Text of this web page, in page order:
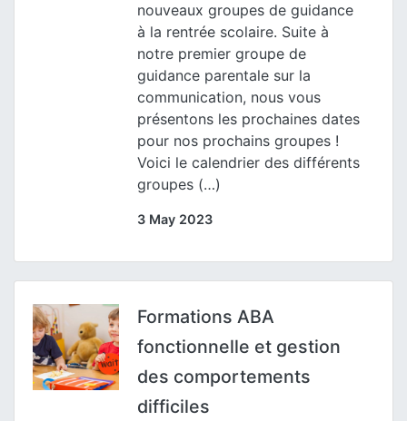
nouveaux groupes de guidance
à la rentrée scolaire. Suite à
notre premier groupe de
guidance parentale sur la
communication, nous vous
présentons les prochaines dates
pour nos prochains groupes !
Voici le calendrier des différents
groupes (…)
3 May 2023
Formations ABA
fonctionnelle et gestion
des comportements
difficiles